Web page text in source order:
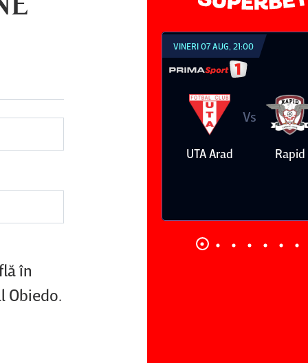
în
Obiedo.
UTA Arad
Vs
SÂMBĂTĂ 08 AUG, 18:30
Farul
Vs